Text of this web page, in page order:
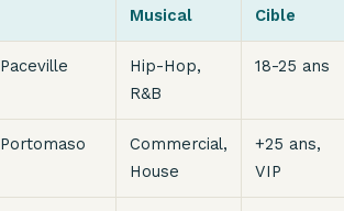
Musical
Cible
Paceville
Hip-Hop,
R&B
18-25 ans
Portomaso
Commercial,
House
+25 ans,
VIP